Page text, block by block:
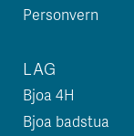
Personvern
LAG
Bjoa 4H
Bjoa badstua